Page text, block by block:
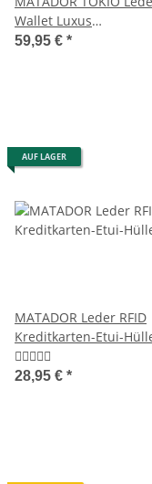
Wallet Luxus
Kreditkartenetui Klein
59,95 € *
AUF LAGER
MATADOR Leder RFID
Kreditkarten-Etui-
Kartenetui 3 Farben
28,95 € *